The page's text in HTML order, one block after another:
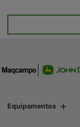
Equipamentos